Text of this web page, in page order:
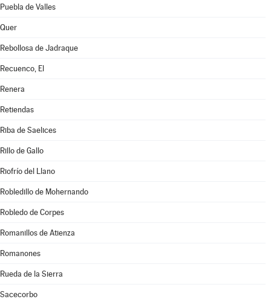
Puebla de Valles
Quer
Rebollosa de Jadraque
Recuenco, El
Renera
Retiendas
Riba de Saelices
Rillo de Gallo
Riofrío del Llano
Robledillo de Mohernando
Robledo de Corpes
Romanillos de Atienza
Romanones
Rueda de la Sierra
Sacecorbo